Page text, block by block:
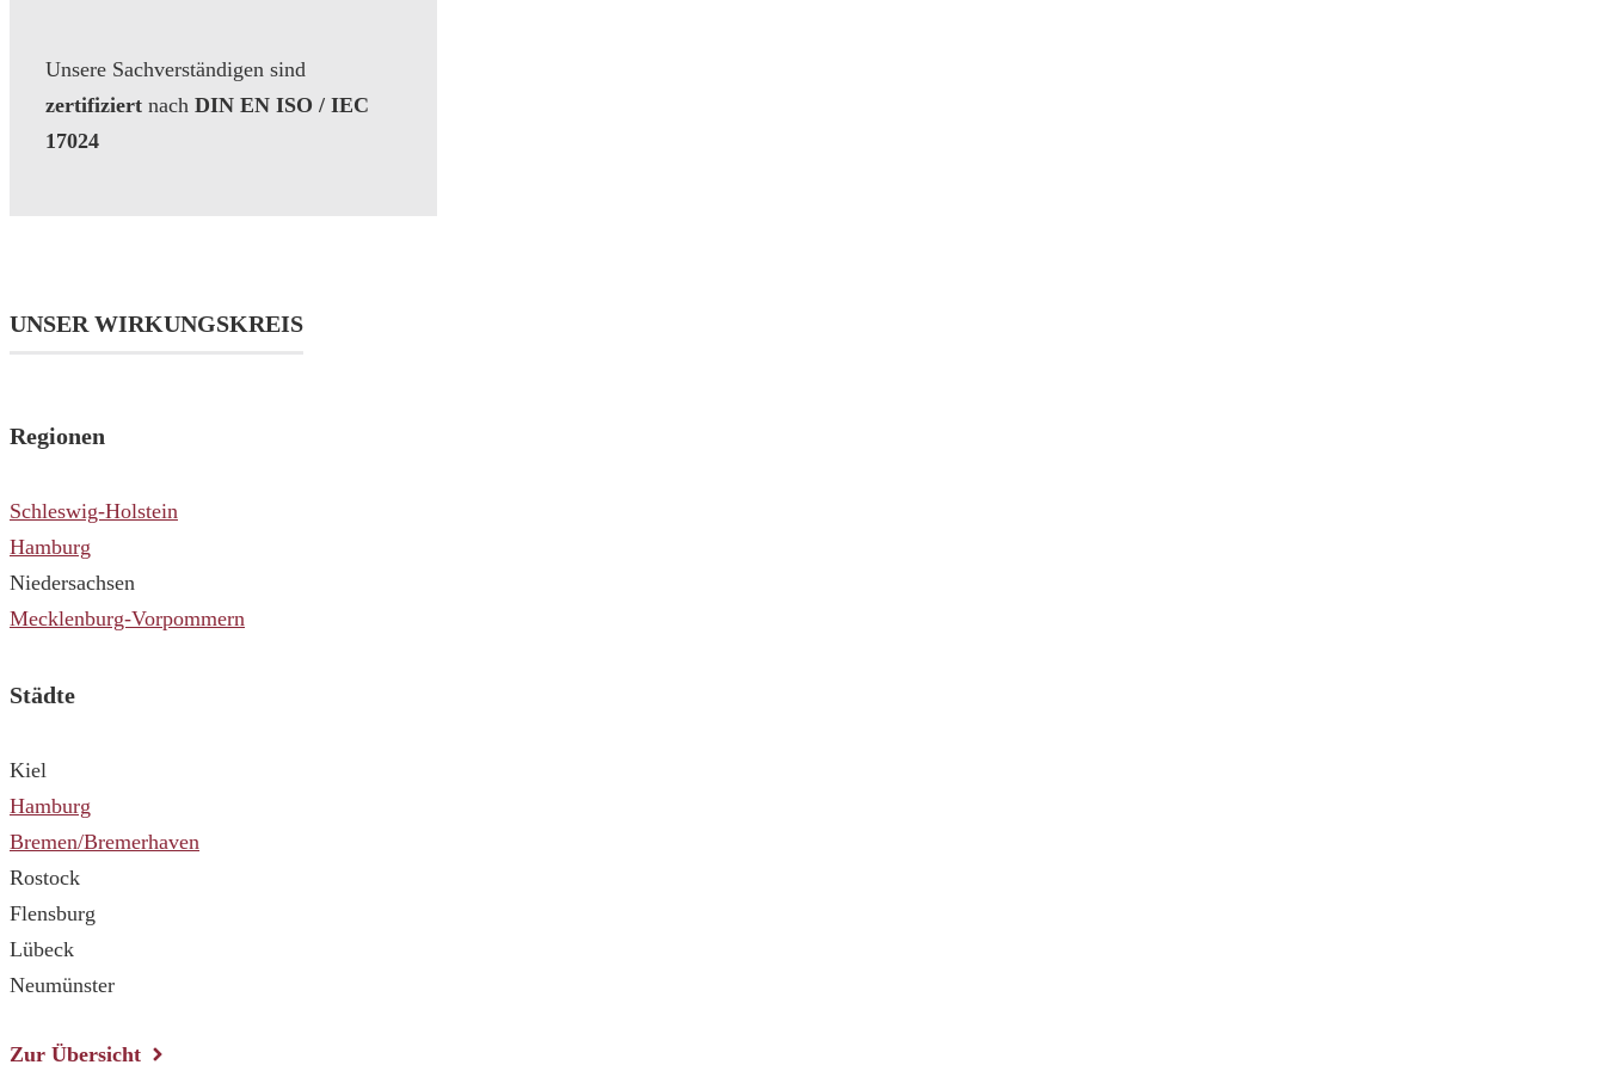
Unsere Sachverständigen sind
zertifiziert nach DIN EN ISO / IEC
17024
UNSER WIRKUNGSKREIS
Regionen
Schleswig-Holstein
Hamburg
Niedersachsen
Mecklenburg-Vorpommern
Städte
Kiel
Hamburg
Bremen/Bremerhaven
Rostock
Flensburg
Lübeck
Neumünster
Zur Übersicht